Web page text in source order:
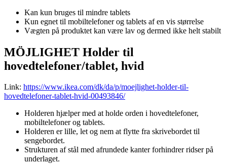
Kan kun bruges til mindre tablets
Kun egnet til mobiltelefoner og tablets af en vis størrelse
Vægten på produktet kan være lav og dermed ikke helt stabilt
MÖJLIGHET Holder til
hovedtelefoner/tablet, hvid
Link: https://www.ikea.com/dk/da/p/moejlighet-holder-til-
hovedtelefoner-tablet-hvid-00493846/
Holderen hjælper med at holde orden i hovedtelefoner,
mobiltelefoner og tablets.
Holderen er lille, let og nem at flytte fra skrivebordet til
sengebordet.
Strukturen af stål med afrundede kanter forhindrer ridser på
underlaget.